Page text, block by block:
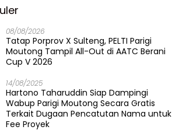
08/08/2026
Tatap Porprov X Sulteng, PELTI Parigi
Moutong Tampil All-Out di AATC Berani
Cup V 2026
14/08/2025
Hartono Taharuddin Siap Dampingi
Wabup Parigi Moutong Secara Gratis
Terkait Dugaan Pencatutan Nama untuk
Fee Proyek